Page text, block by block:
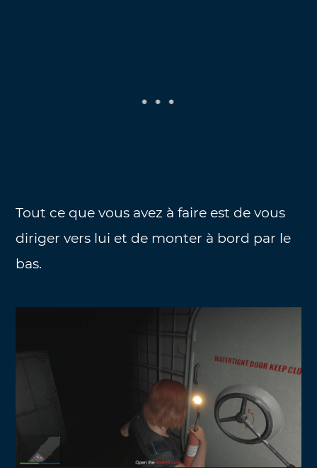
Tout ce que vous avez à faire est de vous
diriger vers lui et de monter à bord par le
bas.